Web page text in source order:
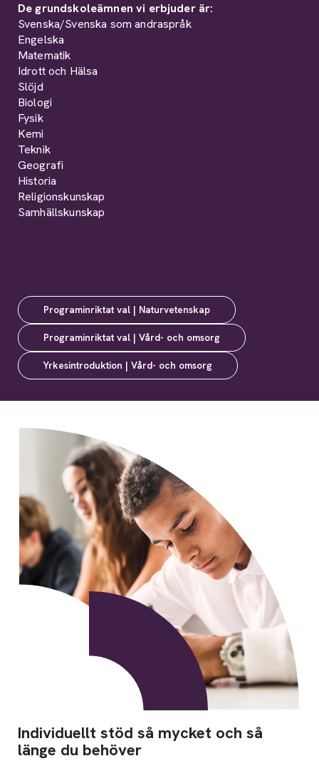
De grundskoleämnen vi erbjuder är:
Svenska/Svenska som andraspråk
Engelska
Matematik
Idrott och Hälsa
Slöjd
Biologi
Fysik
Kemi
Teknik
Geografi
Historia
Religionskunskap
Samhällskunskap
Programinriktat val | Naturvetenskap
Programinriktat val | Vård- och omsorg
Yrkesintroduktion | Vård- och omsorg
Individuellt stöd så mycket och så
länge du behöver